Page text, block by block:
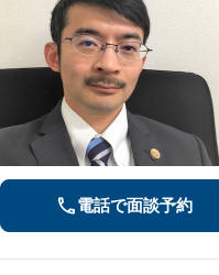
電話で面談予約